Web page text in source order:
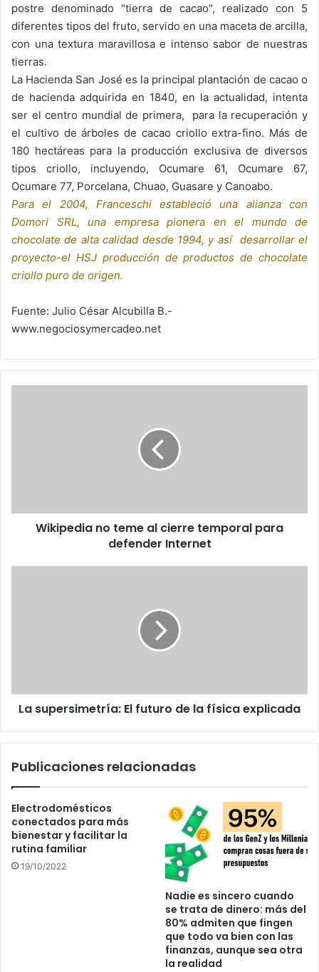
postre denominado "tierra de cacao", realizado con 5
diferentes tipos del fruto, servido en una maceta de arcilla,
con una textura maravillosa e intenso sabor de nuestras
tierras.
La Hacienda San José es la principal plantación de cacao o
de hacienda adquirida en 1840, en la actualidad, intenta
ser el centro mundial de primera, para la recuperación y
el cultivo de árboles de cacao criollo extra-fino. Más de
180 hectáreas para la producción exclusiva de diversos
tipos criollo, incluyendo, Ocumare 61, Ocumare 67,
Ocumare 77, Porcelana, Chuao, Guasare y Canoabo.
Para el 2004, Franceschi estableció una alianza con
Domori SRL, una empresa pionera en el mundo de
chocolate de alta calidad desde 1994, y así desarrollar el
proyecto-el HSJ producción de productos de chocolate
criollo puro de origen.
Fuente: Julio César Alcubilla B.-
www.negociosymercadeo.net
Internet
Wikipedia no teme al cierre temporal para
defender Internet
La supersimetría: El futuro de la física explicada
Publicaciones relacionadas
Electrodomésticos
conectados para más
bienestar y facilitar la
rutina familiar
19/10/2022
Nadie es sincero cuando
se trata de dinero: más del
80% admiten que fingen
que todo va bien con las
finanzas, aunque sea otra
la realidad